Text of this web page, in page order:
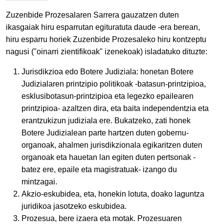
Zuzenbide Prozesalaren Sarrera gauzatzen duten
ikasgaiak hiru esparrutan egituratuta daude -era berean,
hiru esparru horiek Zuzenbide Prozesaleko hiru kontzeptu
nagusi ("oinarri zientifikoak" izenekoak) isladatuko dituzte:
Jurisdikzioa edo Botere Judiziala: honetan Botere
Judizialaren printzipio politikoak -batasun-printzipioa,
esklusibotasun-printzipioa eta legezko epailearen
printzipioa- azaltzen dira, eta baita independentzia eta
erantzukizun judiziala ere. Bukatzeko, zati honek
Botere Judizialean parte hartzen duten gobernu-
organoak, ahalmen jurisdikzionala egikaritzen duten
organoak eta hauetan lan egiten duten pertsonak -
batez ere, epaile eta magistratuak- izango du
mintzagai.
Akzio-eskubidea, eta, honekin lotuta, doako laguntza
juridikoa jasotzeko eskubidea.
Prozesua, bere izaera eta motak. Prozesuaren